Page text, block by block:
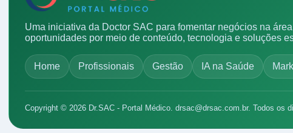
Uma iniciativa da Doctor SAC para fomentar negócios na
oportunidades por meio de conteúdo, tecnologia e soluções
Home Profissionais Gestão IA na Saúde
Copyright © 2026 Dr.SAC - Portal Médico. drsac@drsac.com.br. Todos os